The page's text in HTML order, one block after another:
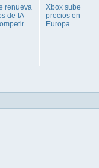
renueva
de IA
Xbox sube
precios en
Europa